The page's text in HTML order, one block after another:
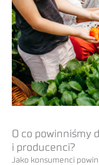
O co powinniśmy
i producenci?
Jako konsumenci